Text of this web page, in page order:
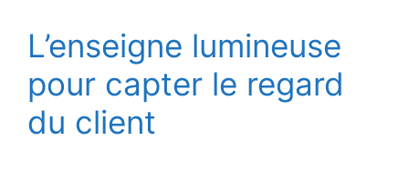
L’enseigne lumineuse
pour capter le regard
du client